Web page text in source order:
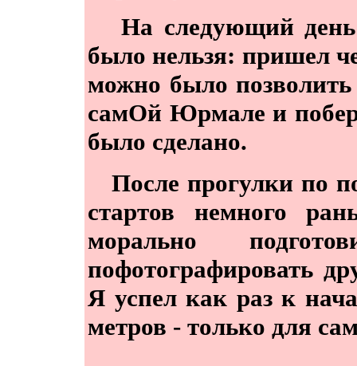
На следующий день
было нельзя: пришел
можно было
самОй Юрмале и
было сделано.
После прогулки по
стартов немного
морально
пофотографировать
Я успел как раз к
метров - только для